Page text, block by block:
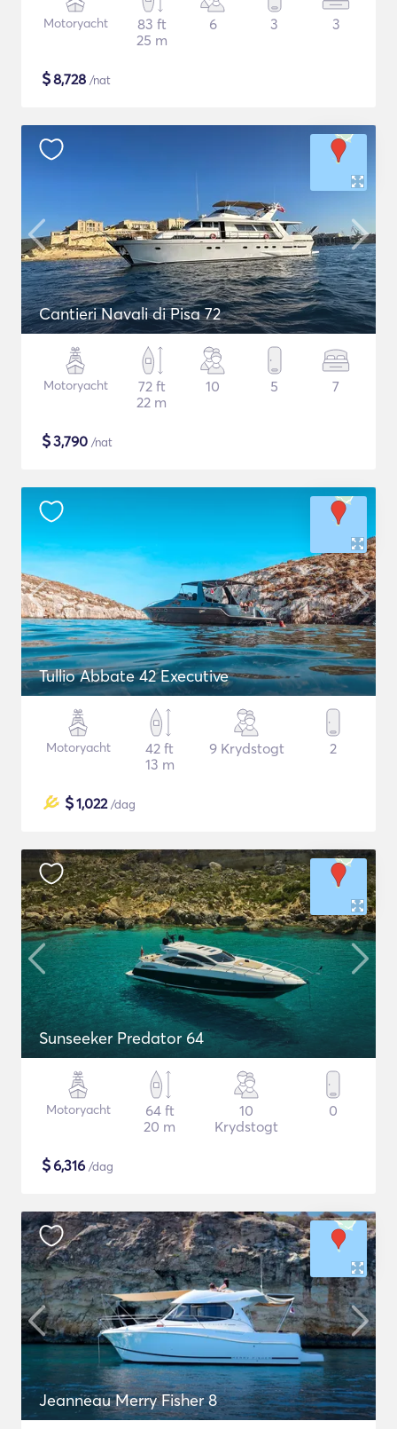
Motoryacht
83 ft
25 m
6 3 3
$8,728 /nat
Cantieri Navali di Pisa 72
Motoryacht
72 ft
22 m
10 5 7
$3,790 /nat
Tullio Abbate 42 Executive
Motoryacht
42 ft
13 m
9 Krydstogt 2
$1,022/dag
Sunseeker Predator 64
Motoryacht
64 ft
20 m
10
Krydstogt
0
$6,316 /dag
Jeanneau Merry Fisher 8